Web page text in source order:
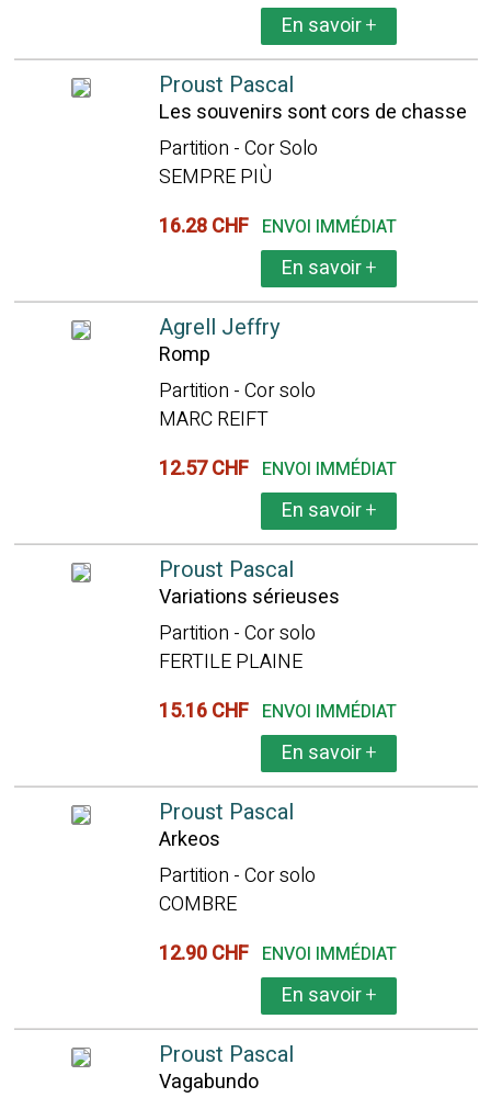
En savoir+
Proust Pascal
Les souvenirs sont cors de chasse
Partition - Cor Solo
SEMPRE PIÙ
16.28 CHF ENVOI IMMÉDIAT
En savoir+
Agrell Jeffry
Romp
Partition - Cor solo
MARC REIFT
12.57 CHF ENVOI IMMÉDIAT
En savoir+
Proust Pascal
Variations sérieuses
Partition - Cor solo
FERTILE PLAINE
15.16 CHF ENVOI IMMÉDIAT
En savoir+
Proust Pascal
Arkeos
Partition - Cor solo
COMBRE
12.90 CHF ENVOI IMMÉDIAT
En savoir+
Proust Pascal
Vagabundo